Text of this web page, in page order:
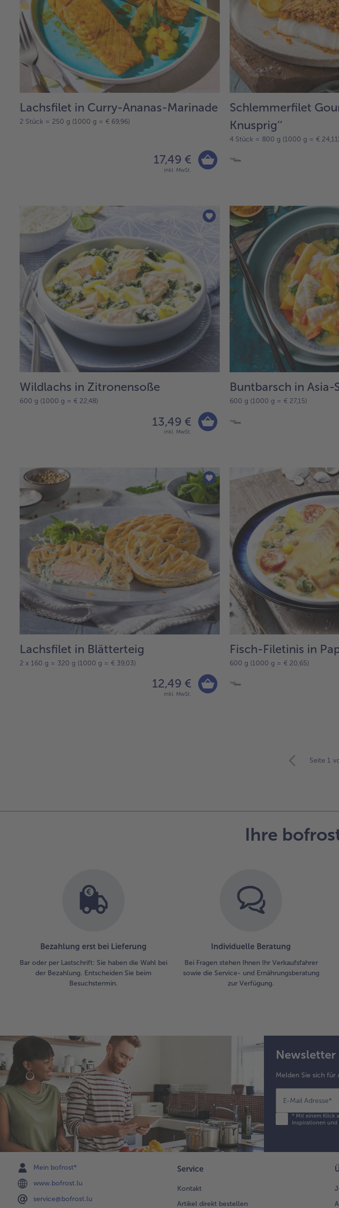
Lachsfilet in Curry-Ananas-Marinade
2 Stück = 250 g (1000 g = € 69,96)
17,49 €
inkl. MwSt.
Schlemmerfilet
Knusprig‘‘
4 Stück = 800 g (1000 g = € 24,11)
Wildlachs in Zitronensoße
600 g (1000 g = € 22,48)
13,49 €
inkl. MwSt.
Buntbarsch in Asia-
600 g (1000 g = € 27,15)
Lachsfilet in Blätterteig
2 x 160 g = 320 g (1000 g = € 39,03)
12,49 €
inkl. MwSt.
Fisch-Filetinis in
600 g (1000 g = € 20,65)
Seite 1
Ihre
Bezahlung erst bei Lieferung
Bar oder per Lastschrift: Sie haben die Wahl bei
der Bezahlung. Entscheiden Sie beim
Besuchstermin.
Individuelle Beratung
Bei Fragen stehen Ihnen Ihr Verkaufsfahrer
sowie die Service- und Ernährungsberatung
zur Verfügung.
Newsletter
Melden Sie sich
E-Mail Adresse*
*Mit einem Klick
Inspirationen
Mein bofrost*
www.bofrost.lu
service@bofrost.lu
Service
Kontakt
Artikel direkt bestellen